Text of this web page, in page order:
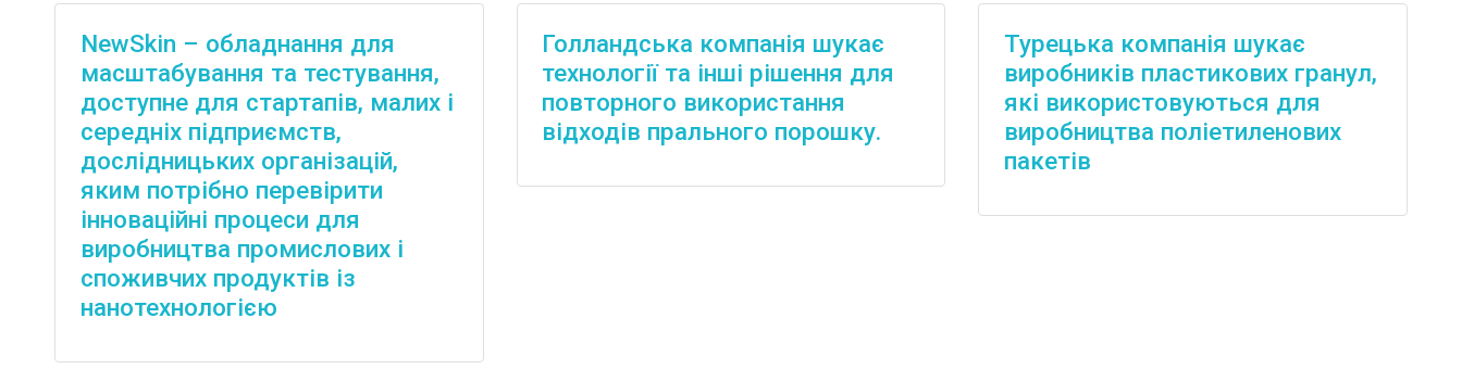
NewSkin – обладнання для
масштабування та тестування,
доступне для стартапів, малих і
середніх підприємств,
дослідницьких організацій,
яким потрібно перевірити
інноваційні процеси для
виробництва промислових і
споживчих продуктів із
нанотехнологією
Голландська компанія шукає
технології та інші рішення для
повторного використання
відходів прального порошку.
Турецька компанія шукає
виробників пластикових гранул,
які використовуються для
виробництва поліетиленових
пакетів